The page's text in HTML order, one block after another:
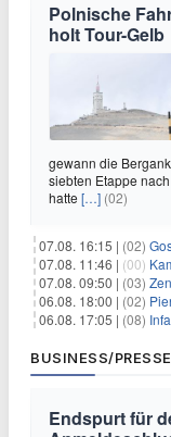
Polnische
holt Tour-Gelb
gewann die
siebten Etappe
hatte […] (02)
07.08. 16:15 | (02)
07.08. 11:46 | (00)
07.08. 09:50 | (03)
06.08. 18:00 | (02)
06.08. 17:05 | (08)
BUSINESS/PRESSE
Endspurt für